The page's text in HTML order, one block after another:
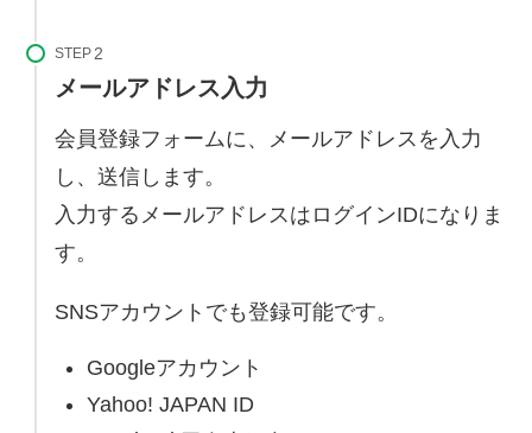
STEP
メールアドレス入力
会員登録フォームに、メールアドレスを入力
し、送信します。
入力するメールアドレスはログインIDになりま
す。
SNSアカウントでも登録可能です。
Googleアカウント
Yahoo! JAPAN ID